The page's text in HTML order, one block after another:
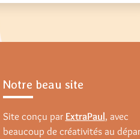
Notre beau site
Site conçu par ExtraPaul, avec
beaucoup de créativités au